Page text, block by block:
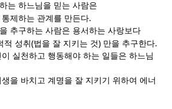
는 하느님을 믿는 사람은
제하는 관계를 만든다.
추구하는 사람은 용서하는 사랑보다
적 성취(법을 잘 지키는 것) 만을 추구한다.
실천하고 행동해야 하는 일들은 하느님
을 바치고 계명을 잘 지키기 위하여 에너